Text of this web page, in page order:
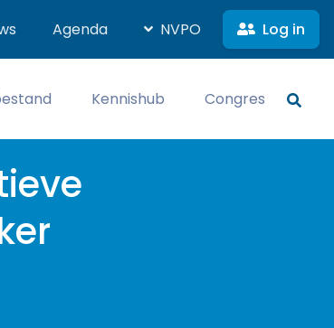
Agenda NVPO Log in
Kennishub Congres